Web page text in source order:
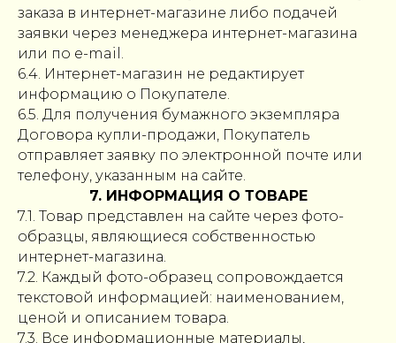
заказа в интернет-магазине либо подачей
заявки через менеджера интернет-магазина
или по e-mail.
6.4. Интернет-магазин не редактирует
информацию о Покупателе.
6.5. Для получения бумажного экземпляра
Договора купли-продажи, Покупатель
отправляет заявку по электронной почте или
телефону, указанным на сайте.
7. ИНФОРМАЦИЯ О ТОВАРЕ
7.1. Товар представлен на сайте через фото-
образцы, являющиеся собственностью
интернет-магазина.
7.2. Каждый фото-образец сопровождается
текстовой информацией: наименованием,
ценой и описанием товара.
7.3. Все информационные материалы,